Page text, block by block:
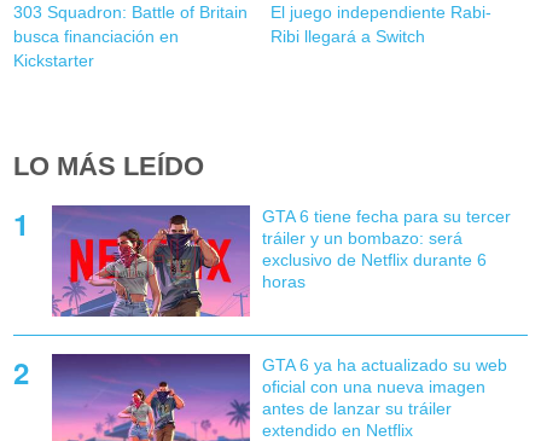
303 Squadron: Battle of Britain
busca financiación en
Kickstarter
El juego independiente Rabi-
Ribi llegará a Switch
LO MÁS LEÍDO
GTA 6 tiene fecha para su tercer
tráiler y un bombazo: será
exclusivo de Netflix durante 6
horas
GTA 6 ya ha actualizado su web
oficial con una nueva imagen
antes de lanzar su tráiler
extendido en Netflix